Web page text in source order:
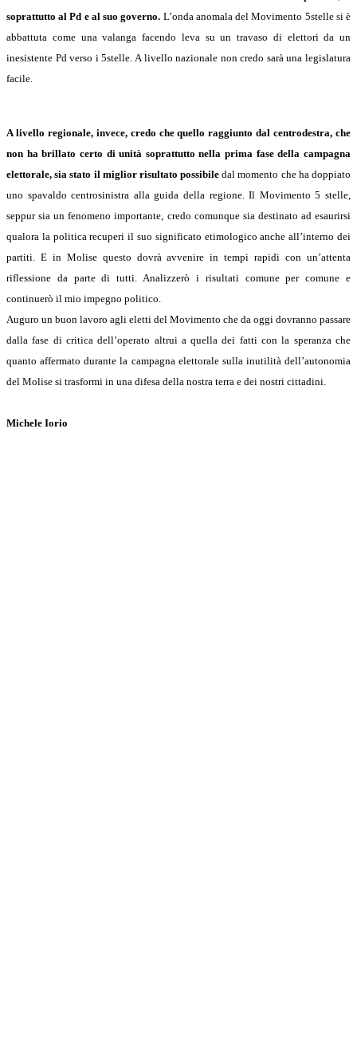
soprattutto al Pd e al suo governo. L’onda anomala del Movimento 5stelle si è
abbattuta come una valanga facendo leva su un travaso di elettori da un
inesistente Pd verso i 5stelle. A livello nazionale non credo sarà una legislatura
facile.
A livello regionale, invece, credo che quello raggiunto dal centrodestra, che
non ha brillato certo di unità soprattutto nella prima fase della campagna
elettorale, sia stato il miglior risultato possibile dal momento che ha doppiato
uno spavaldo centrosinistra alla guida della regione. Il Movimento 5 stelle,
seppur sia un fenomeno importante, credo comunque sia destinato ad esaurirsi
qualora la politica recuperi il suo significato etimologico anche all’interno dei
partiti. E in Molise questo dovrà avvenire in tempi rapidi con un’attenta
riflessione da parte di tutti. Analizzerò i risultati comune per comune e
continuerò il mio impegno politico.
Auguro un buon lavoro agli eletti del Movimento che da oggi dovranno passare
dalla fase di critica dell’operato altrui a quella dei fatti con la speranza che
quanto affermato durante la campagna elettorale sulla inutilità dell’autonomia
del Molise si trasformi in una difesa della nostra terra e dei nostri cittadini.
Michele Iorio